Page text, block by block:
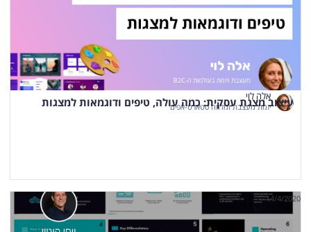
עיצוב מצגת עסקית: כמה עולה, טיפים ודוגמאות למצגות
אלה לוי
יזמת מעצבת ומלווה סטארט-אפים
14/4/2020